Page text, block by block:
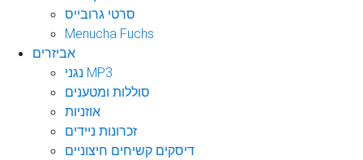
סרטי גרובייס
Menucha Fuchs
אביזרים
נגני MP3
סוללות ומטענים
אוזניות
זכרונות ניידים
דיסקים קשיחים חיצוניים